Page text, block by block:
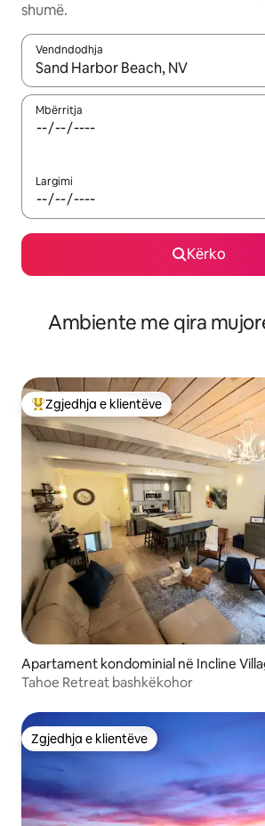
shumë.
Vendndodhja
Kur rezultatet të jenë të
Mbërritja
Largimi
Kërko
Ambiente me qira
Më të mirat e zgjedhjeve të klientëve
Zgjedhja e klientëve
Apartament kondominial në Incline
Tahoe Retreat bashkëkohor
Zgjedhja e klientëve
Zgjedhja e klientëve